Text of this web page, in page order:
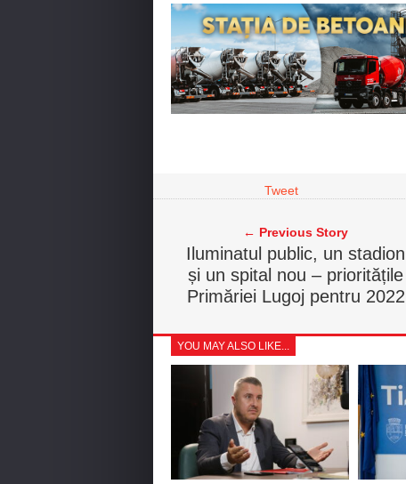
Tweet
← Previous Story
Iluminatul public, un stadion
și un spital nou – prioritățile
Primăriei Lugoj pentru 2022
YOU MAY ALSO LIKE...